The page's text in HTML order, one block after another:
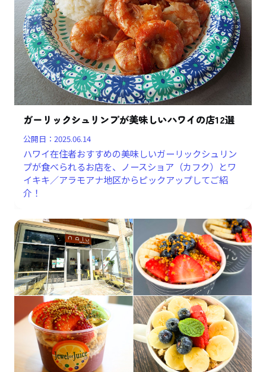
ガーリックシュリンプが美味しいハワイの店12選
公開日：2025.06.14
ハワイ在住者おすすめの美味しいガーリックシュリン
プが食べられるお店を、ノースショア（カフク）とワ
イキキ／アラモアナ地区からピックアップしてご紹
介！